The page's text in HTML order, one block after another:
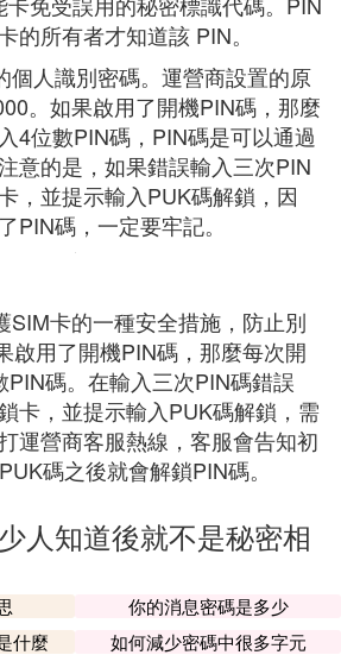
的所有者才知道該 PIN。
個人識別密碼。運營商設置的原
。如果啟用了開機PIN碼，那麼
4位數PIN碼，PIN碼是可以通過
意的是，如果錯誤輸入三次PIN
，並提示輸入PUK碼解鎖，因
PIN碼，一定要牢記。
SIM卡的一種安全措施，防止別
啟用了開機PIN碼，那麼每次開
碼。在輸入三次PIN碼錯誤
卡，並提示輸入PUK碼解鎖，需
運營商客服熱線，客服會告知初
碼之後就會解鎖PIN碼。
人知道後就不是秘密相
你的消息密碼是多少
什麼
如何減少密碼中很多字元